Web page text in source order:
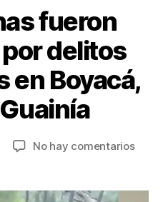
fueron
delitos
en Boyacá,
No hay comentariosen